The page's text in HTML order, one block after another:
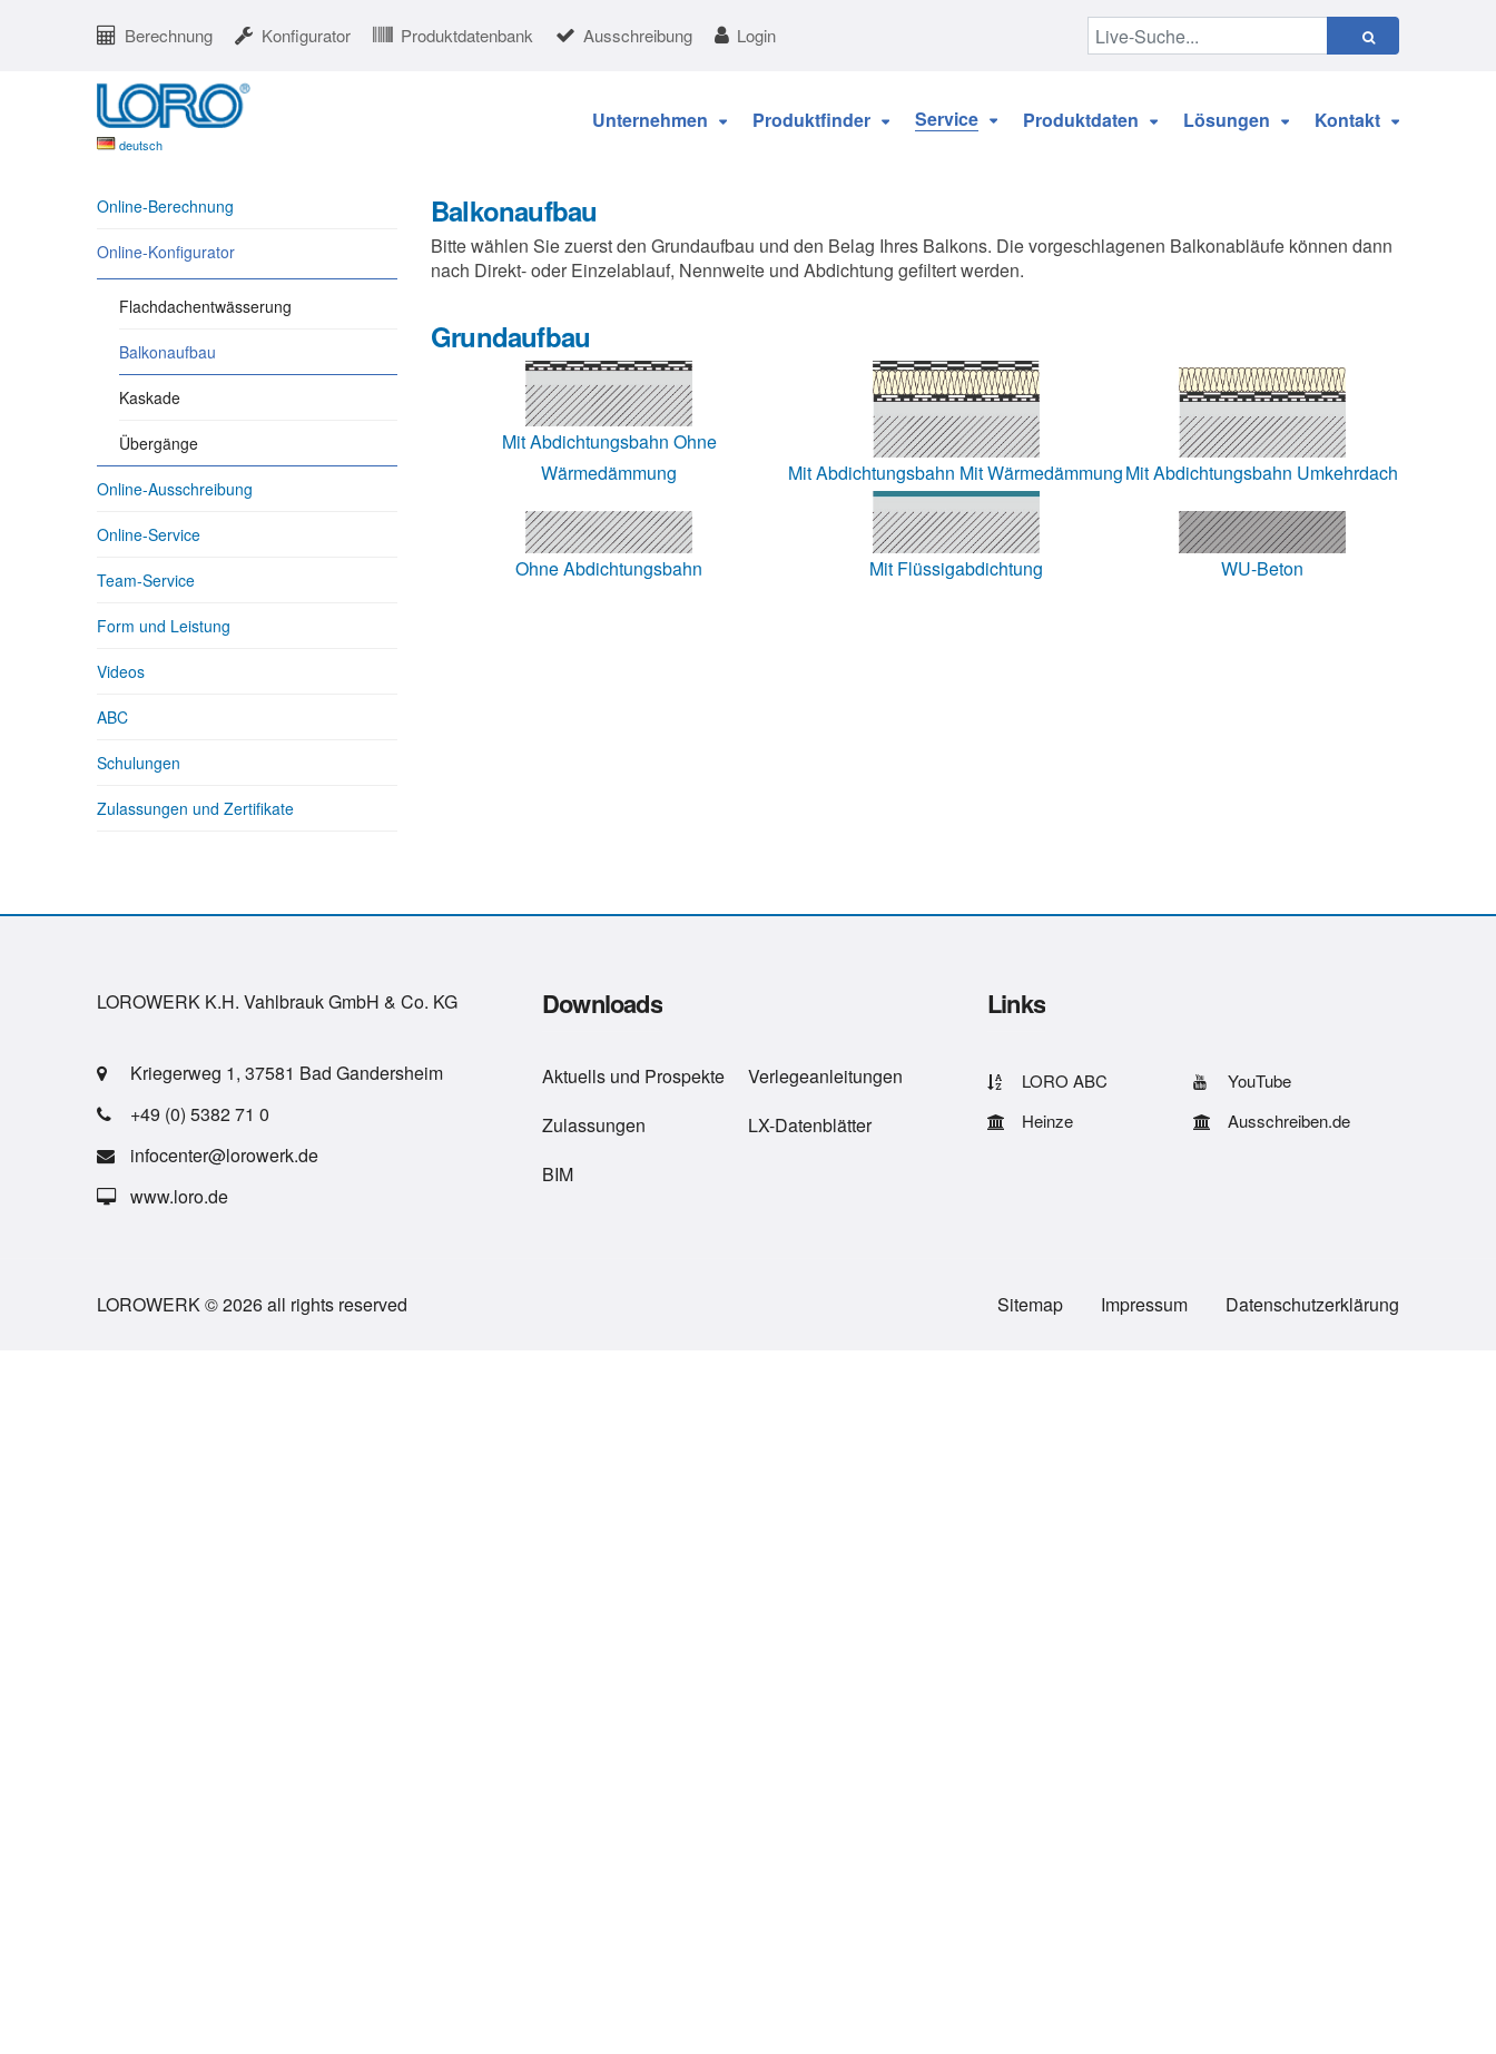
Berechnung Konfigurator Produktdatenbank Ausschreibung Login
deutsch
Unternehmen Produktfinder Service Produktdaten Lösungen Kontakt
Balkonaufbau
Bitte wählen Sie zuerst den Grundaufbau und den Belag Ihres Balkons. Die vorgeschlagenen Balkonabläufe können dann
nach Direkt- oder Einzelablauf, Nennweite und Abdichtung gefiltert werden.
Grundaufbau
Mit Abdichtungsbahn Ohne
Wärmedämmung
Mit Abdichtungsbahn Mit WärmedämmungMit Abdichtungsbahn Umkehrdach
Ohne Abdichtungsbahn Mit Flüssigabdichtung WU-Beton
Online-Berechnung
Online-Konfigurator
Flachdachentwässerung
Balkonaufbau
Kaskade
Übergänge
Online-Ausschreibung
Online-Service
Team-Service
Form und Leistung
Videos
ABC
Schulungen
Zulassungen und Zertifikate
LOROWERK K.H. Vahlbrauk GmbH & Co. KG
Kriegerweg 1, 37581 Bad Gandersheim
+49 (0) 5382 71 0
infocenter@lorowerk.de
www.loro.de
Downloads
Aktuells und Prospekte
Verlegeanleitungen
Zulassungen
LX-Datenblätter
BIM
Links
LORO ABC
YouTube
Heinze
Ausschreiben.de
LOROWERK © 2026 all rights reserved Sitemap Impressum Datenschutzerklärung